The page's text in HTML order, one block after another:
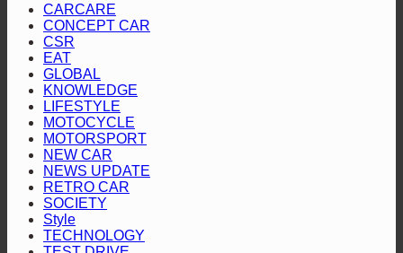
ปี
หลัง
ชู
กลยุทธ์
การ
เป็น
REEV
Pioneer
ใน
ตลาด
ไทย
CARCARE
CONCEPT CAR
CSR
EAT
GLOBAL
KNOWLEDGE
LIFESTYLE
MOTOCYCLE
MOTORSPORT
NEW CAR
NEWS UPDATE
RETRO CAR
SOCIETY
Style
TECHNOLOGY